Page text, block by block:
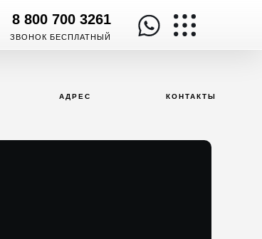
8 800 700 3261
ЗВОНОК БЕСПЛАТНЫЙ
АДРЕС КОНТАКТЫ